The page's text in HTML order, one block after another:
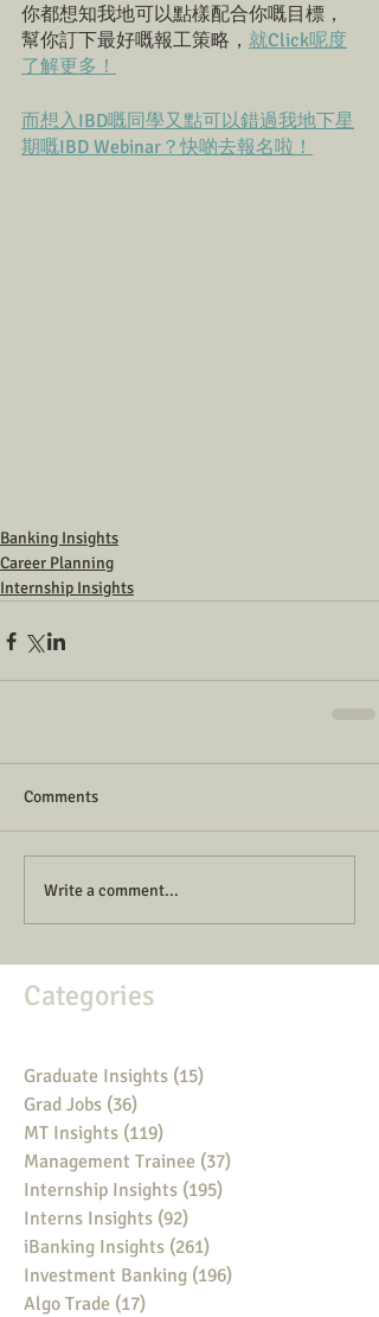
你都想知我地可以點樣配合你嘅目標，
幫你訂下最好嘅報工策略， 就Click呢度
了解更多！
而想入IBD嘅同學又點可以錯過我地下星
期嘅IBD Webinar？快啲去報名啦！
Banking Insights
Career Planning
Internship Insights
Comments
Write a comment...
Categories
Graduate Insights (15)
Grad Jobs (36)
MT Insights (119)
Management Trainee (37)
Internship Insights (195)
Interns Insights (92)
iBanking Insights (261)
Investment Banking (196)
Algo Trade (17)